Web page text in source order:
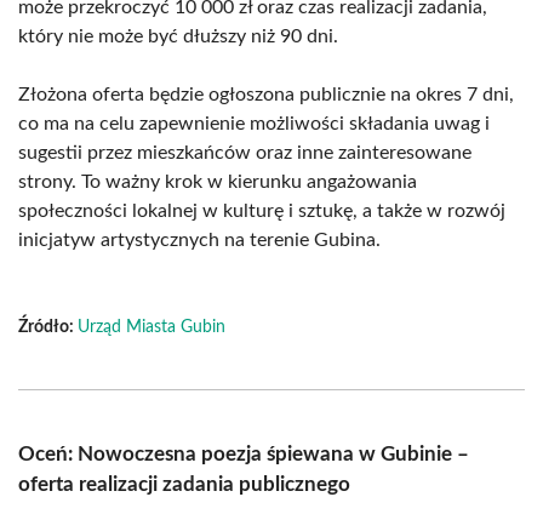
może przekroczyć 10 000 zł oraz czas realizacji zadania,
który nie może być dłuższy niż 90 dni.
Złożona oferta będzie ogłoszona publicznie na okres 7 dni,
co ma na celu zapewnienie możliwości składania uwag i
sugestii przez mieszkańców oraz inne zainteresowane
strony. To ważny krok w kierunku angażowania
społeczności lokalnej w kulturę i sztukę, a także w rozwój
inicjatyw artystycznych na terenie Gubina.
Źródło: Urząd Miasta Gubin
Oceń: Nowoczesna poezja śpiewana w Gubinie –
oferta realizacji zadania publicznego